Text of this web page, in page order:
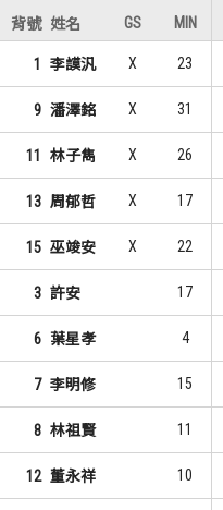
1 九龍
2 魯卡
1 楊皓韋
1 錢力傑
背號 姓名 GS MIN
1 李謨汎 X 23
9 潘澤銘 X 31
11 林子雋 X 26
13 周郁哲 X 17
15 巫竣安 X 22
3 許安 17
6 葉星孝 4
7 李明修 15
8 林祖賢 11
12 董永祥 10